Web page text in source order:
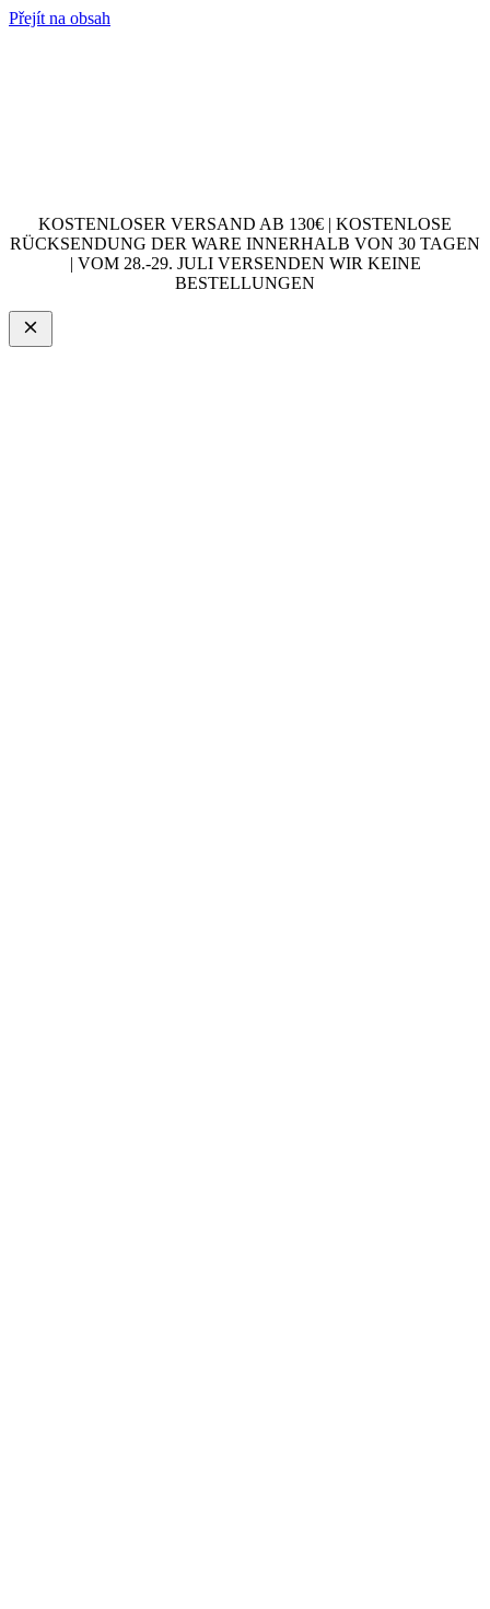
Přejít na obsah
KOSTENLOSER VERSAND AB 130€ | KOSTENLOSE
RÜCKSENDUNG DER WARE INNERHALB VON 30 TAGEN
| VOM 28.-29. JULI VERSENDEN WIR KEINE
BESTELLUNGEN